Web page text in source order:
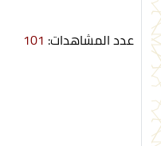
عدد المشاهدات: 101